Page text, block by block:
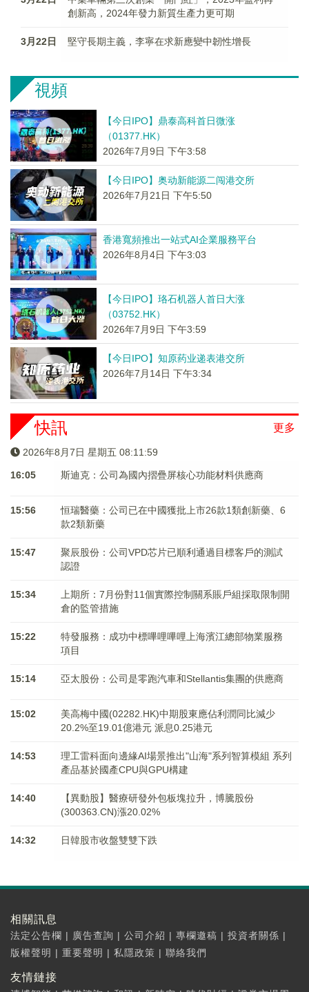
創新高，2024年發力新質生產力更可期
3月22日 堅守長期主義，李寧在求新應變中韌性增長
視頻
【今日IPO】鼎泰高科首日微涨
（01377.HK）
2026年7月9日 下午3:58
【今日IPO】奥动新能源二闯港交所
2026年7月21日 下午5:50
香港寬頻推出一站式AI企業服務平台
2026年8月4日 下午3:03
【今日IPO】珞石机器人首日大涨
（03752.HK）
2026年7月9日 下午3:59
【今日IPO】知原药业递表港交所
2026年7月14日 下午3:34
更多
快訊
2026年8月7日 星期五 08:11:59
16:05 斯迪克：公司為國內摺疊屏核心功能材料供應商
15:56
恒瑞醫藥：公司已在中國獲批上市26款1類創新藥、6
款2類新藥
15:47
聚辰股份：公司VPD芯片已順利通過目標客戶的測試
認證
15:34
上期所：7月份對11個實際控制關系賬戶組採取限制開
倉的監管措施
15:22
特發服務：成功中標嗶哩嗶哩上海濱江總部物業服務
項目
15:14 亞太股份：公司是零跑汽車和Stellantis集團的供應商
15:02
美高梅中國(02282.HK)中期股東應佔利潤同比減少
20.2%至19.01億港元 派息0.25港元
14:53
理工雷科面向邊緣AI場景推出"山海"系列智算模組 系列
產品基於國產CPU與GPU構建
14:40
【異動股】醫療研發外包板塊拉升，博騰股份
(300363.CN)漲20.02%
14:32 日韓股市收盤雙雙下跌
相關訊息
法定公告欄 | 廣告查詢 | 公司介紹 | 專欄邀稿 | 投資者關係 |
版權聲明 | 重要聲明 | 私隱政策 | 聯絡我們
友情鏈接